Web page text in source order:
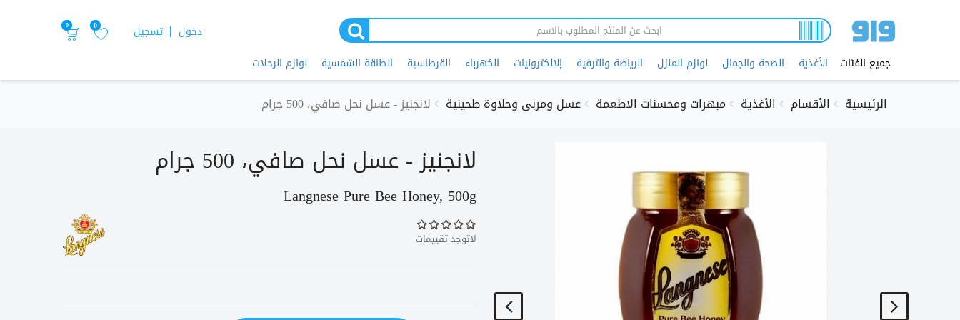
تسجيل دخول 0
0
جميع الفئات الأغذية الصحة والجمال لوازم المنزل الرياضة والترفية إلالكترونيات الكهرباء القرطاسية الطاقة الشمسية لوازم الرحلات
الرئيسية الأقسام الأغذية مبهرات ومحسنات الاطعمة عسل ومربى وحلاوة طحينية لانجنيز - عسل نحل صافي، 500 جرام
لانجنيز - عسل نحل صافي، 500 جرام
Langnese Pure Bee Honey, 500g
لاتوجد تقييمات